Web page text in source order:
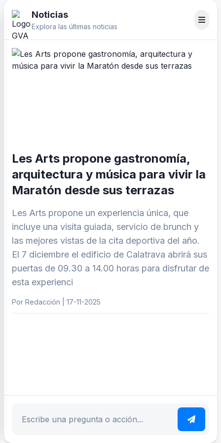
Noticias
Explora las últimas noticias
Les Arts propone gastronomía,
arquitectura y música para vivir la
Maratón desde sus terrazas
Les Arts propone un experiencia única, que
incluye una visita guiada, servicio de brunch y
las mejores vistas de la cita deportiva del año.
El 7 diciembre el edificio de Calatrava abrirá sus
puertas de 09.30 a 14.00 horas para disfrutar de
esta experienci
Por Redacción | 17-11-2025
Escribe tu pregunta